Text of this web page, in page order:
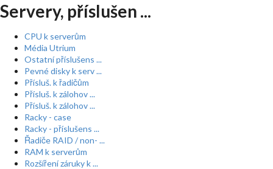
Servery, příslušen ...
CPU k serverům
Média Utrium
Ostatní příslušens ...
Pevné disky k serv ...
Přísluš. k řadičům
Přísluš. k zálohov ...
Přísluš. k zálohov ...
Racky - case
Racky - příslušens ...
Řadiče RAID / non- ...
RAM k serverům
Rozšíření záruky k ...